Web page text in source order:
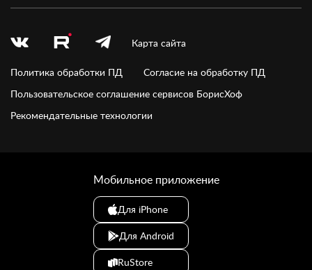
Карта сайта
Политика обработки ПД
Согласие на обработку ПД
Пользовательское соглашение сервисов БорисХоф
Рекомендательные технологии
Мобильное приложение
Для iPhone
Для Android
RuStore